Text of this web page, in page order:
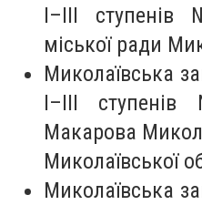
I–III ступенів
міської ради
Миколаївська
I–III
Макарова
Миколаївської
Миколаївська